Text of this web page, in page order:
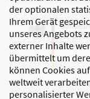
der optionalen
Ihrem Gerät
unseres Angebots
externer Inhalte
übermittelt um
können Cookies
weltweit
personalisierter